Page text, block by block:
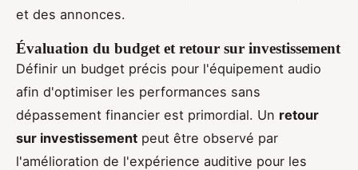
et des annonces.
Évaluation du budget et retour sur investissement
Définir un budget précis pour l'équipement audio
afin d'optimiser les performances sans
dépassement financier est primordial. Un retour
sur investissement peut être observé par
l'amélioration de l'expérience auditive pour les